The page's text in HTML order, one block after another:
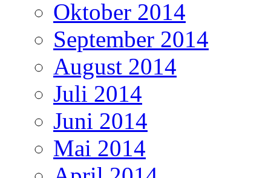
Oktober 2014
September 2014
August 2014
Juli 2014
Juni 2014
Mai 2014